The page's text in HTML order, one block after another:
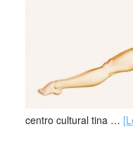
centro cultural tina …